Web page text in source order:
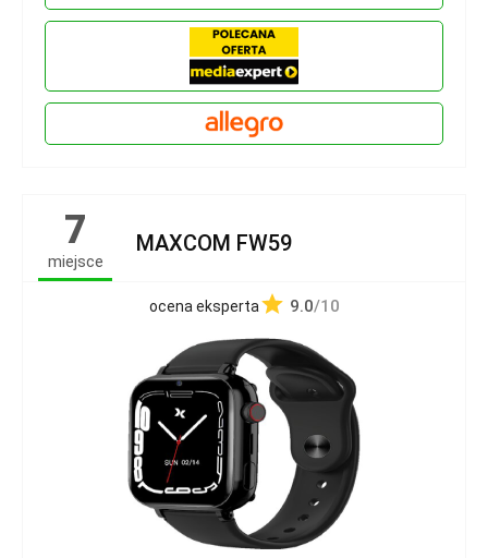
7
miejsce
MAXCOM FW59
ocena eksperta 9.0/10